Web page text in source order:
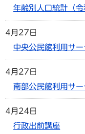
年齢別人口統計（
4月27日
中央公民館利用サ
4月27日
南部公民館利用サ
4月24日
行政出前講座